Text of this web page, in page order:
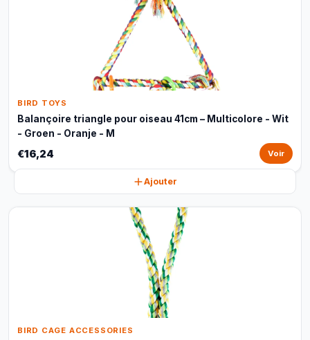
BIRD TOYS
Balançoire triangle pour oiseau 41cm – Multicolore - Wit
- Groen - Oranje - M
€16,24 Voir
Ajouter
BIRD CAGE ACCESSORIES